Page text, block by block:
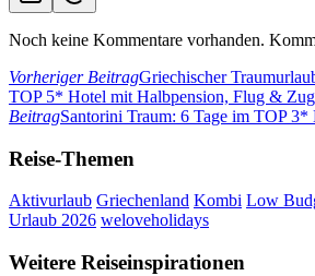
Noch keine Kommentare vorhanden.
Vorheriger BeitragGriechischer
TOP 5* Hotel mit Halbpension, Flug &
BeitragSantorini Traum: 6 Tage im TOP
Reise-Themen
Aktivurlaub Griechenland Kombi Low
Urlaub 2026 weloveholidays
Weitere Reiseinspirationen